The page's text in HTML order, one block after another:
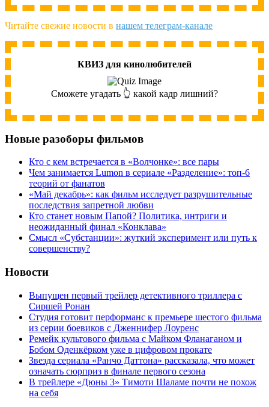
Читайте свежие новости в нашем телеграм-канале
КВИЗ для кинолюбителей
Сможете угадать 👆 какой кадр лишний?
Новые разоборы фильмов
Кто с кем встречается в «Волчонке»: все пары
Чем занимается Lumon в сериале «Разделение»: топ-6
теорий от фанатов
«Май декабрь»: как фильм исследует разрушительные
последствия запретной любви
Кто станет новым Папой? Политика, интриги и
неожиданный финал «Конклава»
Cмысл «Субстанции»: жуткий эксперимент или путь к
совершенству?
Новости
Выпущен первый трейлер детективного триллера с
Сиршей Ронан
Студия готовит перформанс к премьере шестого фильма
из серии боевиков с Дженнифер Лоуренс
Ремейк культового фильма с Майком Фланаганом и
Бобом Оденкёрком уже в цифровом прокате
Звезда сериала «Ранчо Даттона» рассказала, что может
означать сюрприз в финале первого сезона
В трейлере «Дюны 3» Тимоти Шаламе почти не похож
на себя